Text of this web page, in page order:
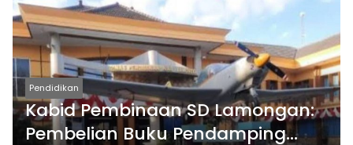
Pendidikan
Kabid Pembinaan SD Lamongan:
Pembelian Buku Pendamping